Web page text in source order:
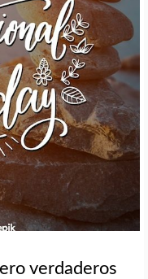
verdaderos